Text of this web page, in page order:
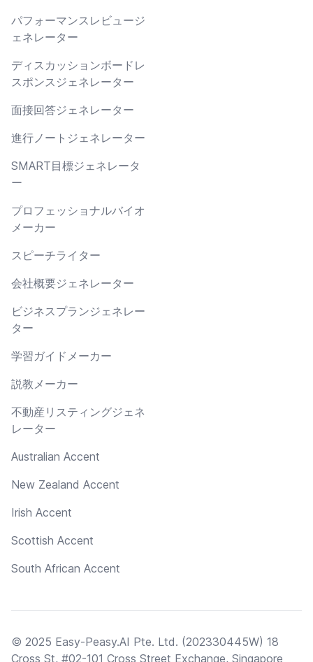
パフォーマンスレビュージ
ェネレーター
ディスカッションボードレ
スポンスジェネレーター
面接回答ジェネレーター
進行ノートジェネレーター
SMART目標ジェネレータ
ー
プロフェッショナルバイオ
メーカー
スピーチライター
会社概要ジェネレーター
ビジネスプランジェネレー
ター
学習ガイドメーカー
説教メーカー
不動産リスティングジェネ
レーター
Australian Accent
New Zealand Accent
Irish Accent
Scottish Accent
South African Accent
© 2025 Easy-Peasy.AI Pte. Ltd. (202330445W) 18
Cross St, #02-101 Cross Street Exchange, Singapore